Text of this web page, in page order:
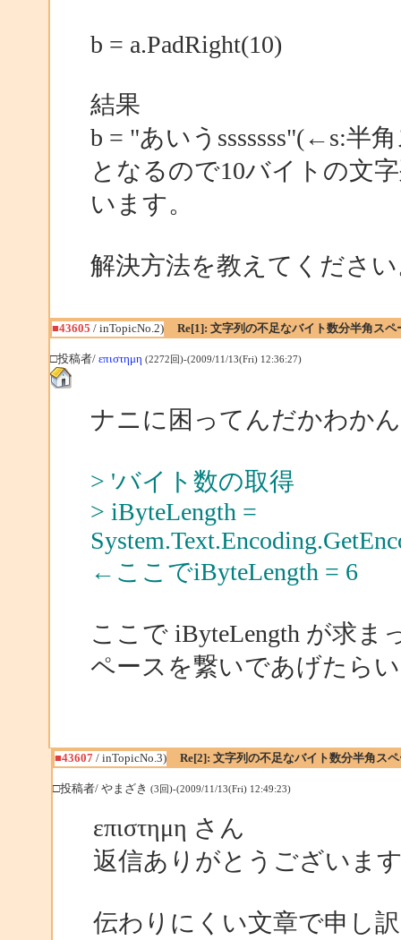
b = a.PadRight(10)
結果
b = "あいうsssssss"(←s:半
となるので10バイトの文
います。
解決方法を教えてくださ
■43605 / inTopicNo.2) Re[1]: 文字列の不足なバイト数分半角スペ
□投稿者/ επιστημη (2272回)-(2009/11/13(Fri) 12:36:27)
ナニに困ってんだかわか
> 'バイト数の取得
> iByteLength =
←ここでiByteLength = 6
ここで iByteLength が求ま
ペースを繋いであげたら
■43607/ inTopicNo.3) Re[2]: 文字列の不足なバイト数分半角ス
□投稿者/ やまざき (3回)-(2009/11/13(Fri) 12:49:23)
επιστημη さん
返信ありがとうございま
伝わりにくい文章で申し